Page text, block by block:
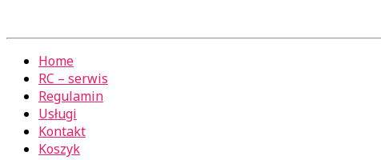
Home
RC – serwis
Regulamin
Usługi
Kontakt
Koszyk